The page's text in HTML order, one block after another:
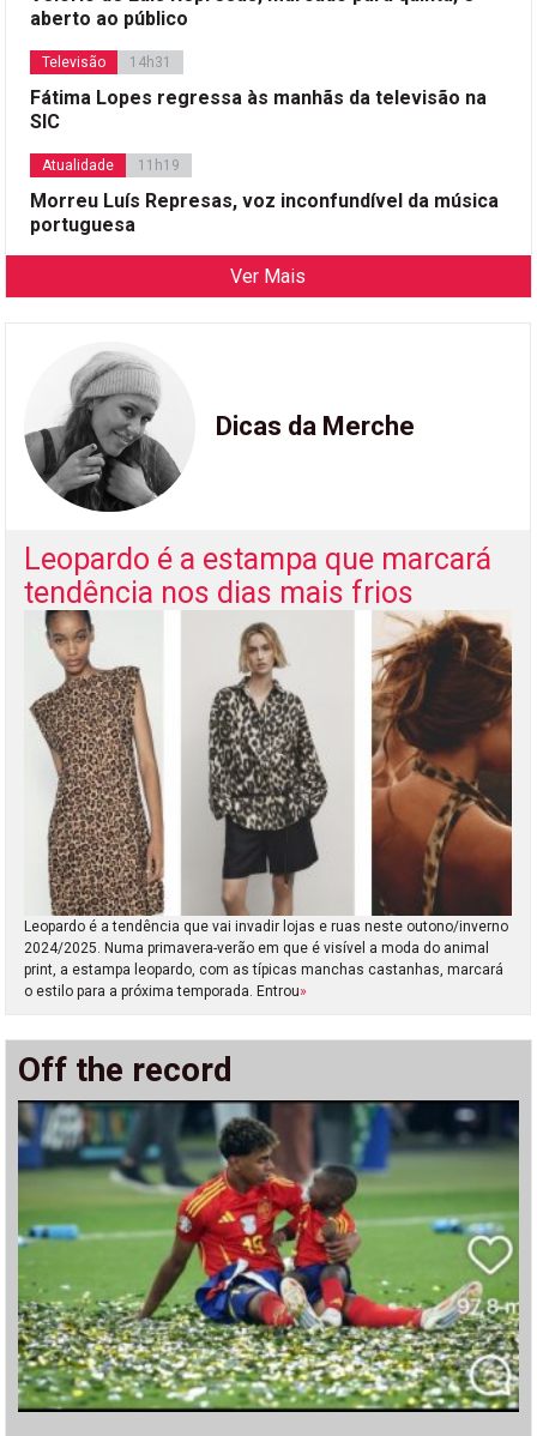
aberto ao público
Televisão 14h31
Fátima Lopes regressa às manhãs da televisão na
SIC
Atualidade 11h19
Morreu Luís Represas, voz inconfundível da música
portuguesa
Ver Mais
Dicas da Merche
Leopardo é a estampa que marcará
tendência nos dias mais frios
Leopardo é a tendência que vai invadir lojas e ruas neste outono/inverno
2024/2025. Numa primavera-verão em que é visível a moda do animal
print, a estampa leopardo, com as típicas manchas castanhas, marcará
o estilo para a próxima temporada. Entrou»
Off the record